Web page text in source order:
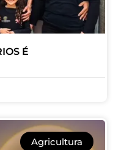
É
Agricultura